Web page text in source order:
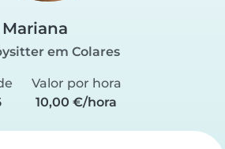
Mariana
em Colares
Valor por hora
10,00 €/hora